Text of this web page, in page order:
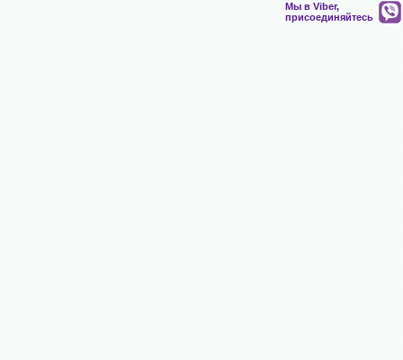
Мы в Viber,
присоединяйтесь